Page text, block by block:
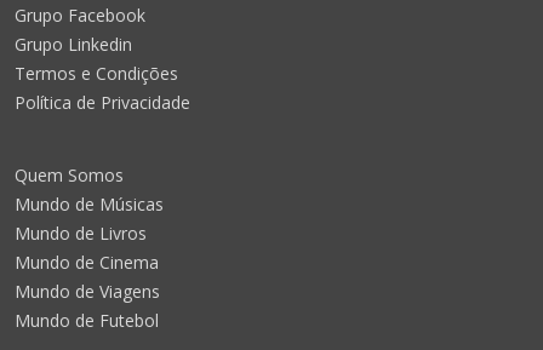
Grupo Facebook
Grupo Linkedin
Termos e Condições
Política de Privacidade
Quem Somos
Mundo de Músicas
Mundo de Livros
Mundo de Cinema
Mundo de Viagens
Mundo de Futebol